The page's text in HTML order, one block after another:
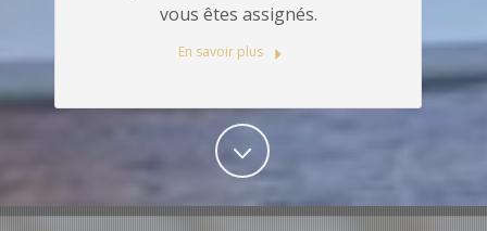
vous êtes assignés.
En savoir plus